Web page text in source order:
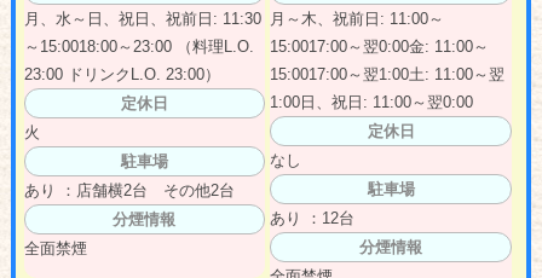
月、水～日、祝日、祝前日: 11:30
～15:0018:00～23:00 （料理L.O.
23:00 ドリンクL.O. 23:00）
定休日
火
駐車場
あり ：店舗横2台 その他2台
分煙情報
全面禁煙
月～木、祝前日: 11:00～
15:0017:00～翌0:00金: 11:00～
15:0017:00～翌1:00土: 11:00～翌
1:00日、祝日: 11:00～翌0:00
定休日
なし
駐車場
あり ：12台
分煙情報